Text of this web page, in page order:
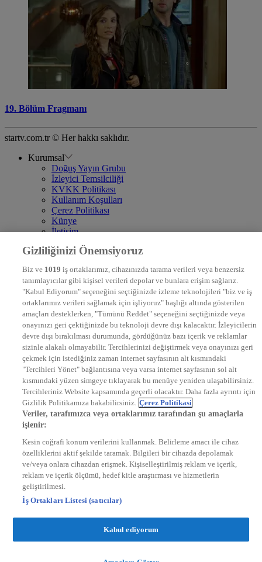
19. Bölüm Fragmanı
startv.com.tr © Her hakkı saklıdır.
Kurumsal
Doğuş Yayın Grubu
İzleyici Temsilciliği
KVKK Politikası
Kullanım Koşulları
Çerez Politikası
Künye
İletişim
DYG Televizyonlar
STAR
EURO STAR
KRAL POP TV
DYG Radyolar
NTV RADYO
KRAL FM
KRAL POP
EKSEN
VOYAGE
DYG Dijital
ntv.com.tr
ntvspor.net
secim.ntv.com.tr
startv.com.tr
kralmuzik.com.tr
Gizliliğinizi Önemsiyoruz
Biz ve 1019 iş ortaklarımız, cihazınızda tarama verileri veya benzersiz
tanımlayıcılar gibi kişisel verileri depolar ve bunlara erişim sağlarız.
"Kabul Ediyorum" seçeneğini seçtiğinizde izleme teknolojileri "biz ve iş
ortaklarımız verileri sağlamak için işliyoruz" başlığı altında gösterilen
amaçları desteklerken, "Tümünü Reddet" seçeneğini seçtiğinizde veya
onayınızı geri çektiğinizde bu teknoloji devre dışı kalacaktır. İzleyicilerin
devre dışı bırakılması durumunda, gördüğünüz bazı içerik ve reklamlar
sizinle alakalı olmayabilir. Tercihlerinizi değiştirmek veya onayınızı geri
çekmek için istediğiniz zaman internet sayfasının alt kısmındaki
"Tercihleri Yönet" bağlantısına veya varsa internet sayfasının sol alt
kısmındaki yüzen simgeye tıklayarak bu menüye yeniden ulaşabilirsiniz.
Tercihleriniz Website kapsamında geçerli olacaktır. Daha fazla ayrıntı için
Gizlilik Politikamıza bakabilirsiniz. Çerez Politikasi
Veriler, tarafımızca veya ortaklarımız tarafından şu amaçlarla
işlenir:
Kesin coğrafi konum verilerini kullanmak. Belirleme amacı ile cihaz
özelliklerini aktif şekilde taramak. Bilgileri bir cihazda depolamak
ve/veya onlara cihazdan erişmek. Kişiselleştirilmiş reklam ve içerik,
reklam ve içerik ölçümü, hedef kitle araştırması ve hizmetlerin
geliştirilmesi.
İş Ortakları Listesi (satıcılar)
Kabul ediyorum